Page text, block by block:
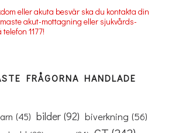
eller akuta besvär ska du kontakta din
akut-mottagning eller sjukvårds-
1177!
FRÅGORNA HANDLADE
(45) bilder (92) biverkning (56)